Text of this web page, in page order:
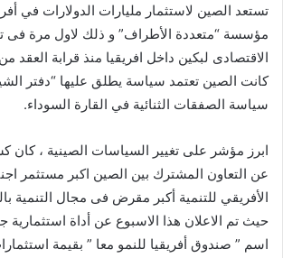
تستعد الصين لاستثمار مليارات الدولارات في
مؤسسة “متعددة الأطراف” و ذلك لاول مرة فى
الاقتصادى لبكين داخل افريقيا منذ قرابة العقد
كانت الصين تعتمد سياسة يطلق عليها “دفتر
سياسة الصفقات الثنائية في القارة السوداء.
ابرز مؤشر على تغيير السياسات الصينية ،
عن التعاون المشترك بين الصين اكبر مستثمر
الأفريقي للتنمية أكبر مقرض فى مجال التنمية
حيث تم الاعلان هذا الاسبوع عن أداة استثمارية